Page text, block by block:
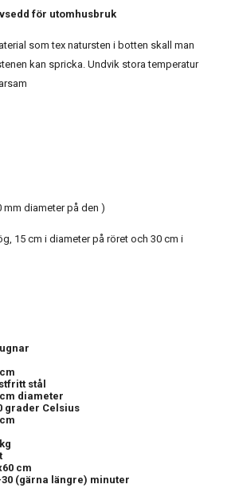
för utomhusbruk
som tex natursten i botten skall man
kan spricka. Undvik stora temperatur
mm diameter på den )
15 cm i diameter på röret och 30 cm i
stål
diameter
grader Celsius
cm
30 (gärna längre) minuter